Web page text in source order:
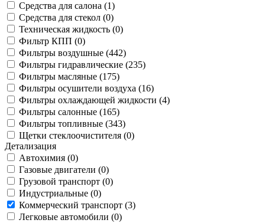
Средства для салона (1)
Средства для стекол (0)
Техническая жидкость (0)
Фильтр КПП (0)
Фильтры воздушные (442)
Фильтры гидравлические (235)
Фильтры масляные (175)
Фильтры осушители воздуха (16)
Фильтры охлаждающей жидкости (4)
Фильтры салонные (165)
Фильтры топливные (343)
Щетки стеклоочистителя (0)
Детализация
Автохимия (0)
Газовые двигатели (0)
Грузовой транспорт (0)
Индустриальные (0)
Коммерческий транспорт (3)
Легковые автомобили (0)